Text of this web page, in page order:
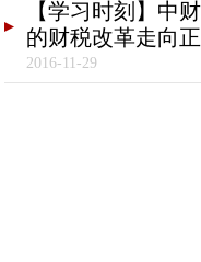
【学习时刻】中
的财税改革走向
2016-11-29